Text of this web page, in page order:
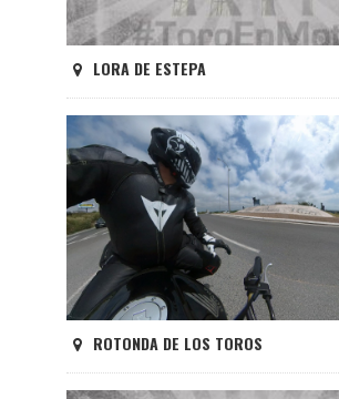
LORA DE ESTEPA
ROTONDA DE LOS TOROS